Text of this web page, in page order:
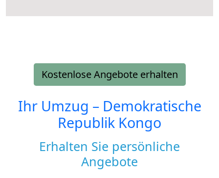
Kostenlose Angebote erhalten
Ihr Umzug – Demokratische
Republik Kongo
Erhalten Sie persönliche
Angebote